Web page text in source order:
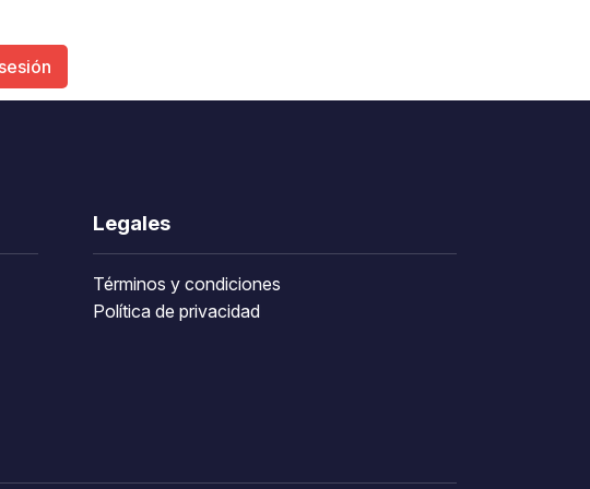
Legales
Términos y condiciones
Política de privacidad